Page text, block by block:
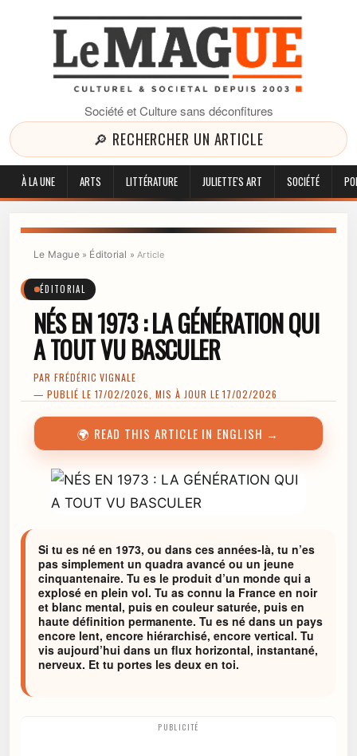
Société et Culture sans déconfitures
🔎 RECHERCHER UN ARTICLE
À LA UNE ARTS LITTÉRATURE JULIETTE'S ART SOCIÉTÉ
Le Mague» Éditorial »Article
ÉDITORIAL
NÉS EN 1973 : LA GÉNÉRATION QUI
A TOUT VU BASCULER
PAR FRÉDÉRIC VIGNALE
— PUBLIÉ LE 17/02/2026, MIS À JOUR LE 17/02/2026
🌍 READ THIS ARTICLE IN ENGLISH →
Si tu es né en 1973, ou dans ces années-là, tu n’es
pas simplement un quadra avancé ou un jeune
cinquantenaire. Tu es le produit d’un monde qui a
explosé en plein vol. Tu as connu la France en noir
et blanc mental, puis en couleur saturée, puis en
haute définition permanente. Tu es né dans un pays
encore lent, encore hiérarchisé, encore vertical. Tu
vis aujourd’hui dans un flux horizontal, instantané,
nerveux. Et tu portes les deux en toi.
PUBLICITÉ